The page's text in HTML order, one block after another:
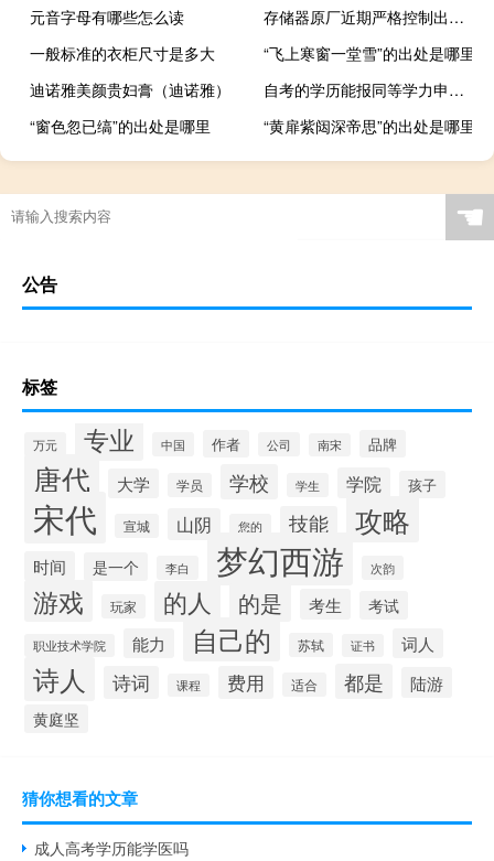
元音字母有哪些怎么读
存储器原厂近期严格控制出货 NAND Wafer已开始逐日报价
一般标准的衣柜尺寸是多大
“飞上寒窗一堂雪”的出处是哪里
迪诺雅美颜贵妇膏（迪诺雅）
自考的学历能报同等学力申硕吗
“窗色忽已缟”的出处是哪里
“黄扉紫闼深帝思”的出处是哪里
☚
公告
标签
万元 专业 中国 作者 公司 南宋 品牌
唐代 大学 学员 学校 学生 学院 孩子
宋代 宣城 山阴 您的 技能 攻略
时间 是一个 李白 梦幻西游 次韵
游戏 玩家 的人 的是 考生 考试
职业技术学院 能力 自己的 苏轼 证书 词人
诗人 诗词 课程 费用 适合 都是 陆游
黄庭坚
猜你想看的文章
成人高考学历能学医吗